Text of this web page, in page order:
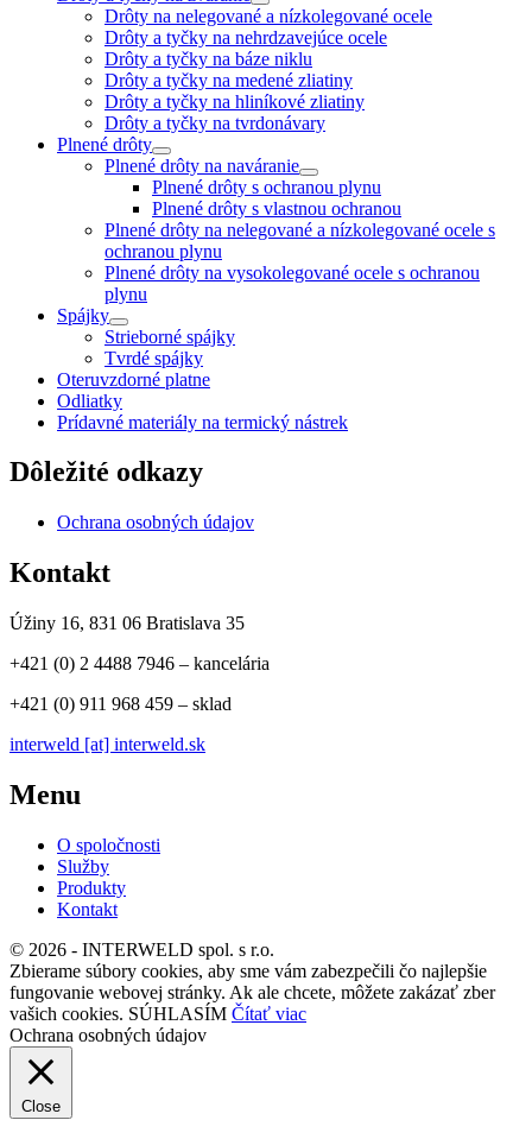
Drôty na nelegované a nízkolegované ocele
Drôty a tyčky na nehrdzavejúce ocele
Drôty a tyčky na báze niklu
Drôty a tyčky na medené zliatiny
Drôty a tyčky na hliníkové zliatiny
Drôty a tyčky na tvrdonávary
Plnené drôty
Plnené drôty na naváranie
Plnené drôty s ochranou plynu
Plnené drôty s vlastnou ochranou
Plnené drôty na nelegované a nízkolegované ocele s
ochranou plynu
Plnené drôty na vysokolegované ocele s ochranou
plynu
Spájky
Strieborné spájky
Tvrdé spájky
Oteruvzdorné platne
Odliatky
Prídavné materiály na termický nástrek
Dôležité odkazy
Ochrana osobných údajov
Kontakt
Úžiny 16, 831 06 Bratislava 35
+421 (0) 2 4488 7946 – kancelária
+421 (0) 911 968 459 – sklad
interweld [at] interweld.sk
Menu
O spoločnosti
Služby
Produkty
Kontakt
© 2026 - INTERWELD spol. s r.o.
Zbierame súbory cookies, aby sme vám zabezpečili čo najlepšie
fungovanie webovej stránky. Ak ale chcete, môžete zakázať zber
vašich cookies. SÚHLASÍM Čítať viac
Ochrana osobných údajov
Close